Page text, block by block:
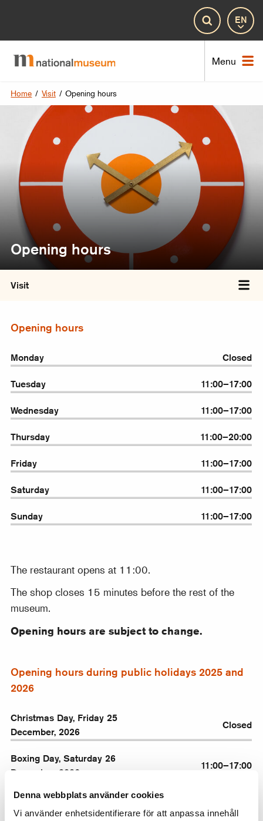
Denna webbplats använder cookies
Vi använder enhetsidentifierare för att anpassa innehåll
Menu
Search
Home / Visit / Opening hours
Opening hours
Visit
Opening hours
Monday Closed
Tuesday 11:00–17:00
Wednesday 11:00–17:00
Thursday 11:00–20:00
Friday 11:00–17:00
Saturday 11:00–17:00
Sunday 11:00–17:00
The restaurant opens at 11:00.
The shop closes 15 minutes before the rest of the
museum.
Opening hours are subject to change.
Opening hours during public holidays 2025 and
2026
Christmas Day, Friday 25
December, 2026
Closed
Boxing Day, Saturday 26
December, 2026
11:00–17:00
New Year's Eve, Thursday
31 December, 2026